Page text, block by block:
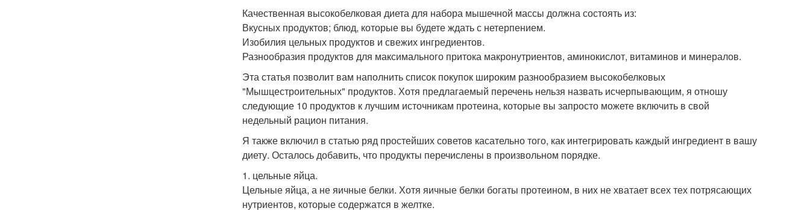
Качественная высокобелковая диета для набора мышечной массы должна состоять из:
Вкусных продуктов; блюд, которые вы будете ждать с нетерпением.
Изобилия цельных продуктов и свежих ингредиентов.
Разнообразия продуктов для максимального притока макронутриентов, аминокислот, витаминов и минералов.
Эта статья позволит вам наполнить список покупок широким разнообразием высокобелковых
"Мышцестроительных" продуктов. Хотя предлагаемый перечень нельзя назвать исчерпывающим, я отношу
следующие 10 продуктов к лучшим источникам протеина, которые вы запросто можете включить в свой
недельный рацион питания.
Я также включил в статью ряд простейших советов касательно того, как интегрировать каждый ингредиент в вашу
диету. Осталось добавить, что продукты перечислены в произвольном порядке.
1. цельные яйца.
Цельные яйца, а не яичные белки. Хотя яичные белки богаты протеином, в них не хватает всех тех потрясающих
нутриентов, которые содержатся в желтке.